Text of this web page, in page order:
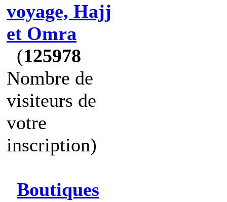
voyage, Hajj
et Omra
(125978
Nombre de
visiteurs de
votre
inscription)
Boutiques